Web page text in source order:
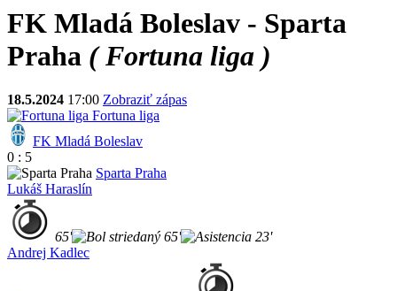
FK Mladá Boleslav - Sparta
Praha ( Fortuna liga )
18.5.2024 17:00 Zobraziť zápas
Fortuna liga
FK Mladá Boleslav
0 : 5
Sparta Praha
Lukáš Haraslín
65' 65'
23'
Andrej Kadlec